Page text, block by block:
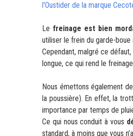
l'Oustider de la marque
Le freinage est bien
utiliser le frein du garde-
Cependant, malgré ce
longue, ce qui rend le
Nous émettons également
la poussière). En effet, la
importance par temps de
Ce qui nous conduit à vous
standard, à moins que vous